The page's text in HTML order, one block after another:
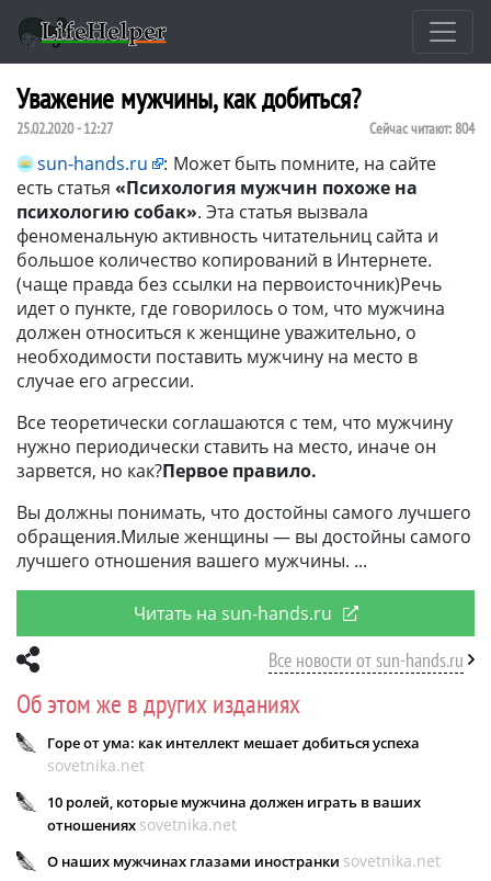
Уважение мужчины, как добиться?
25.02.2020 - 12:27 Сейчас читают: 804
sun-hands.ru : Может быть помните, на сайте
есть статья «Психология мужчин похоже на
психологию собак». Эта статья вызвала
феноменальную активность читательниц сайта и
большое количество копирований в Интернете.
(чаще правда без ссылки на первоисточник)Речь
идет о пункте, где говорилось о том, что мужчина
должен относиться к женщине уважительно, о
необходимости поставить мужчину на место в
случае его агрессии.
Все теоретически соглашаются с тем, что мужчину
нужно периодически ставить на место, иначе он
зарвется, но как?Первое правило.
Вы должны понимать, что достойны самого лучшего
обращения.Милые женщины — вы достойны самого
лучшего отношения вашего мужчины.
Читать на sun-hands.ru
Все новости от sun-hands.ru
Об этом же в других изданиях
Горе от ума: как интеллект мешает добиться успеха
sovetnika.net
10 ролей, которые мужчина должен играть в ваших
отношениях sovetnika.net
О наших мужчинах глазами иностранки sovetnika.net